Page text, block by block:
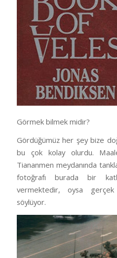
Görmek bilmek midir?
Gördüğümüz her şey bize
bu çok kolay olurdu.
Tiananmen meydanında
fotoğrafı burada bir
vermektedir, oysa gerçek
söylüyor.